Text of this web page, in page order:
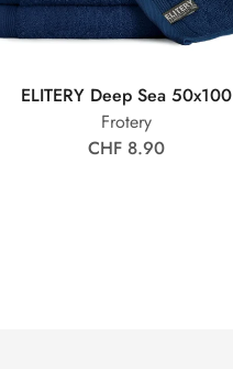
ELITERY Deep Sea 50x100
Frotery
CHF 8.90